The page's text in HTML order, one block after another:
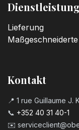
Lieferung
Kontakt
📍 1 rue Guillaume J.
📞 +352 40 31 40-1
✉️